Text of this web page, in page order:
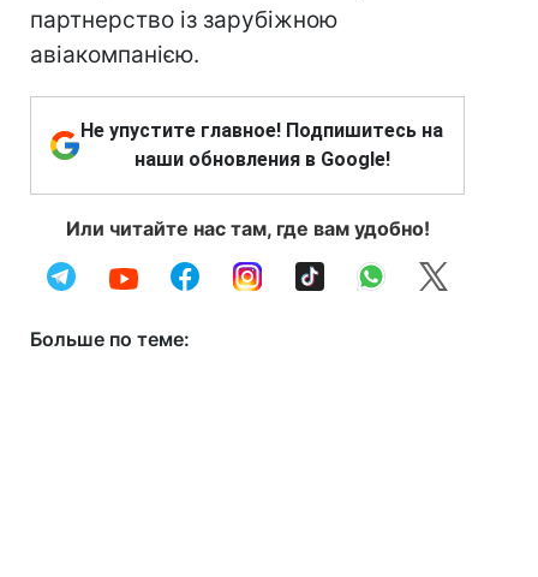
партнерство із зарубіжною
авіакомпанією.
Не упустите главное! Подпишитесь на
наши обновления в Google!
Или читайте нас там, где вам удобно!
Больше по теме: